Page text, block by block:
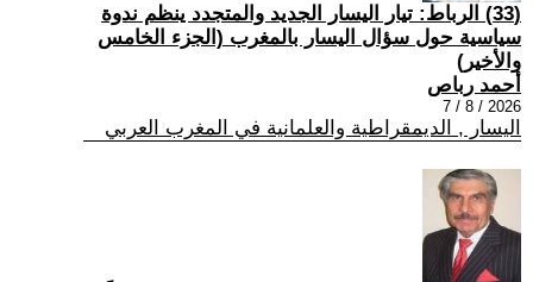
(33) الرباط: تيار اليسار الجديد والمتجدد ينظم ندوة
سياسية حول سؤال اليسار بالمغرب (الجزء الخامس
والأخير)
أحمد رباص
2026 / 8 / 7
اليسار , الديمقراطية والعلمانية في المغرب العربي